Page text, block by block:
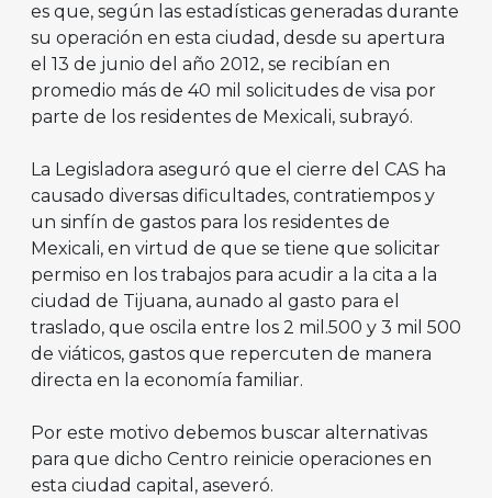
es que, según las estadísticas generadas durante
su operación en esta ciudad, desde su apertura
el 13 de junio del año 2012, se recibían en
promedio más de 40 mil solicitudes de visa por
parte de los residentes de Mexicali, subrayó.
La Legisladora aseguró que el cierre del CAS ha
causado diversas dificultades, contratiempos y
un sinfín de gastos para los residentes de
Mexicali, en virtud de que se tiene que solicitar
permiso en los trabajos para acudir a la cita a la
ciudad de Tijuana, aunado al gasto para el
traslado, que oscila entre los 2 mil.500 y 3 mil 500
de viáticos, gastos que repercuten de manera
directa en la economía familiar.
Por este motivo debemos buscar alternativas
para que dicho Centro reinicie operaciones en
esta ciudad capital, aseveró.